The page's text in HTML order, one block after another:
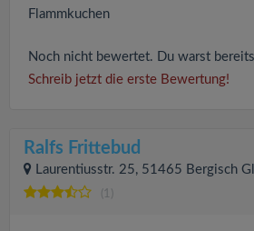
Flammkuchen
Noch nicht bewertet. Du warst
Schreib jetzt die erste Bewertung!
Ralfs Frittebud
Laurentiusstr. 25, 51465 Bergisch